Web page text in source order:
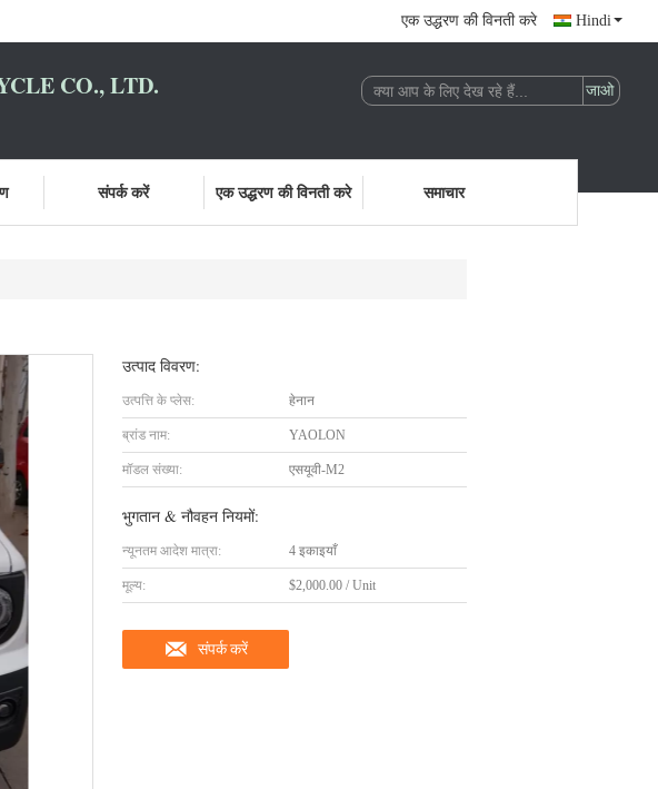
एक उद्धरण की विनती करे Hindi
CO., LTD.
संपर्क करें एक उद्धरण की विनती करे समाचार
उत्पाद विवरण:
उत्पत्ति के प्लेस: हेनान
ब्रांड नाम: YAOLON
मॉडल संख्या: एसयूवी-M2
भुगतान & नौवहन नियमों:
न्यूनतम आदेश मात्रा: 4 इकाइयाँ
मूल्य: $2,000.00 / Unit
संपर्क करें